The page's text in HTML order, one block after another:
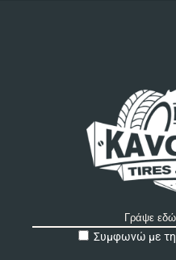
Συμφωνώ με τη